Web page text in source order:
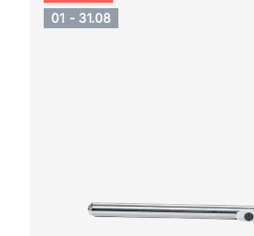
01 - 31.08